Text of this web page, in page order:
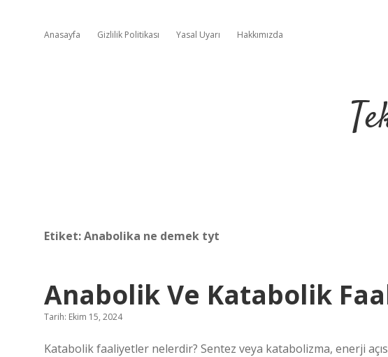
Anasayfa Gizlilik Politikası Yasal Uyarı Hakkımızda
Etiket:Anabolika ne demek tyt
Anabolik Ve Katabolik
Tarih: Ekim 15, 2024
Katabolik faaliyetler nelerdir? Sentez veya katabolizma, enerji